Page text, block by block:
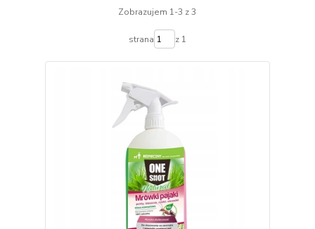
Zobrazujem 1-3 z 3
strana z 1